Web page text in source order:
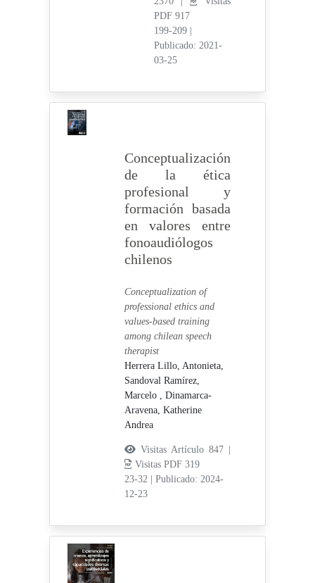
PDF 917
199-209
Publicado: 2021-
03-25
Conceptualización
de la ética
profesional y
formación basada
en valores entre
fonoaudiólogos
chilenos
Conceptualization of
professional ethics and
values-based training
among chilean speech
therapist
Herrera Lillo, Antonieta,
Sandoval Ramírez,
Marcelo , Dinamarca-
Aravena, Katherine
Andrea
Visitas Artículo 847 |
Visitas PDF 319
23-32
Publicado: 2024-
12-23